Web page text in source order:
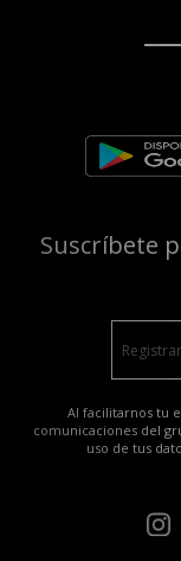
Suscríbete
Al facilitarnos tu
comunicaciones del
uso de tus